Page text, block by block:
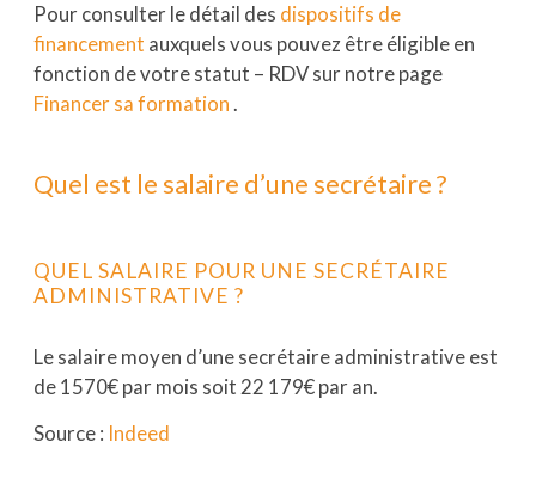
Pour consulter le détail des dispositifs de
financement auxquels vous pouvez être éligible en
fonction de votre statut – RDV sur notre page
Financer sa formation.
Quel est le salaire d’une secrétaire ?
QUEL SALAIRE POUR UNE SECRÉTAIRE
ADMINISTRATIVE ?
Le salaire moyen d’une secrétaire administrative est
de 1570€ par mois soit 22 179€ par an.
Source : Indeed